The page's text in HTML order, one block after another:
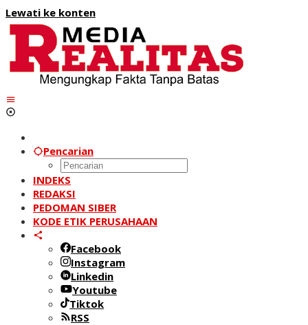
Lewati ke konten
Pencarian
INDEKS
REDAKSI
PEDOMAN SIBER
KODE ETIK PERUSAHAAN
Facebook
Instagram
Linkedin
Youtube
Tiktok
RSS